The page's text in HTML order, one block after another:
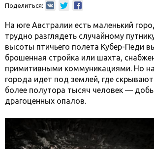
Поделиться:
На юге Австралии есть маленький
трудно разглядеть случайному
высоты птичьего полета Кубер-Педи
брошенная стройка или шахта,
примитивными коммуникациями. Но
города идет под землей, где
более полутора тысяч человек —
драгоценных опалов.